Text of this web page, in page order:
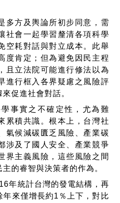
方及輿論所初步同意，需
社會一起學習釐清各項科學
空耗對話與對立成本。此舉
度肯定；但為避免因民主程
且立法院可能進行修法以為
進行框入各界疑慮之風險評
促進社會對話。
實之不確定性，尤為難
累積共識。根本上，台灣社
氣候減碳匱乏風險、產業碳
涉及了國人安全、產業競爭
界主義風險，這些風險之間
的睿智與決策者的作為。
統計台灣的發電結構，再
來僅增長約1％上下，對比